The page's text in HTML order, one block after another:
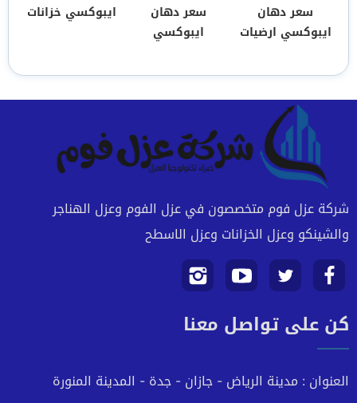
سعر دهان
ايبوكسي ارضيات
سعر دهان
ايبوكسي
ايبوكسي خزانات
شركة عزل فوم متخصصون في عزل الفوم وعزل الهناجر
والشينكو وعزل الخزانات وعزل الاسطح
تابعنا
على
تابعنا
على
تابعنا
على
تابعنا
علىكن على تواصل معنا
العنوان : مدينة الرياض - جازان - جدة - المدينة المنورة